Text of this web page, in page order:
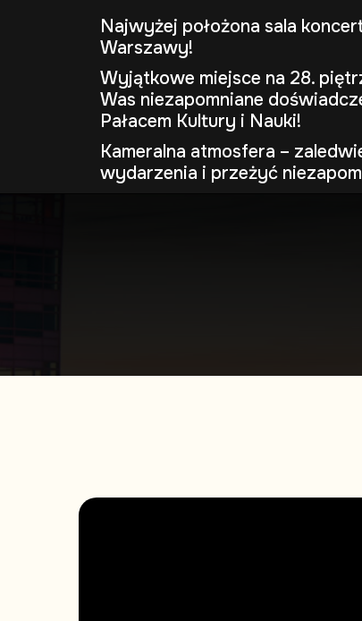
Najwyżej położona sala
Warszawy!
Wyjątkowe miejsce na 28.
Was niezapomniane
Pałacem Kultury i Nauki!
Kameralna atmosfera –
wydarzenia i przeżyć